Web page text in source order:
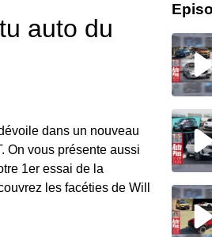
auto du
dans un nouveau
On vous présente aussi
1er essai de la
les facéties de Will